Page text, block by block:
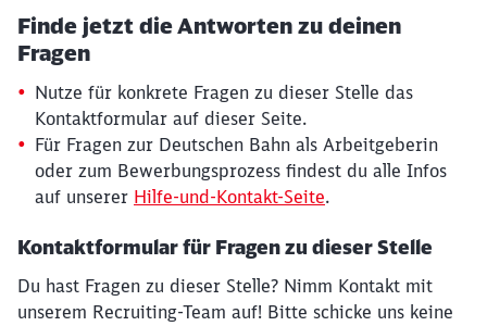
19. März 2026, 15:30 Uhr
Artikel:
Kontaktformular
Finde jetzt die Antworten zu deinen
Fragen
Nutze für konkrete Fragen zu dieser Stelle das
Kontaktformular auf dieser Seite.
Für Fragen zur Deutschen Bahn als Arbeitgeberin
oder zum Bewerbungsprozess findest du alle Infos
auf unserer Hilfe-und-Kontakt-Seite.
Kontaktformular für Fragen zu dieser Stelle
Du hast Fragen zu dieser Stelle? Nimm Kontakt mit
unserem Recruiting-Team auf! Bitte schicke uns keine